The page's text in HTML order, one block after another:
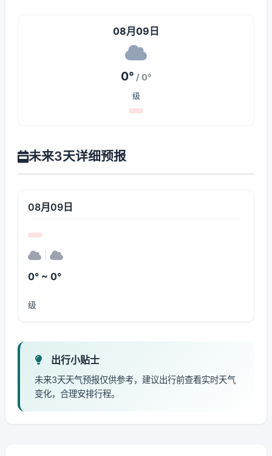
08月09日
0° / 0°
级
未来3天详细预报
08月09日
0° ~ 0°
级
出行小贴士
未来3天天气预报仅供参考，建议出行前查看实时天气
变化，合理安排行程。